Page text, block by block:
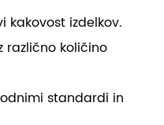
izdelkov.
različno količino
standardi in